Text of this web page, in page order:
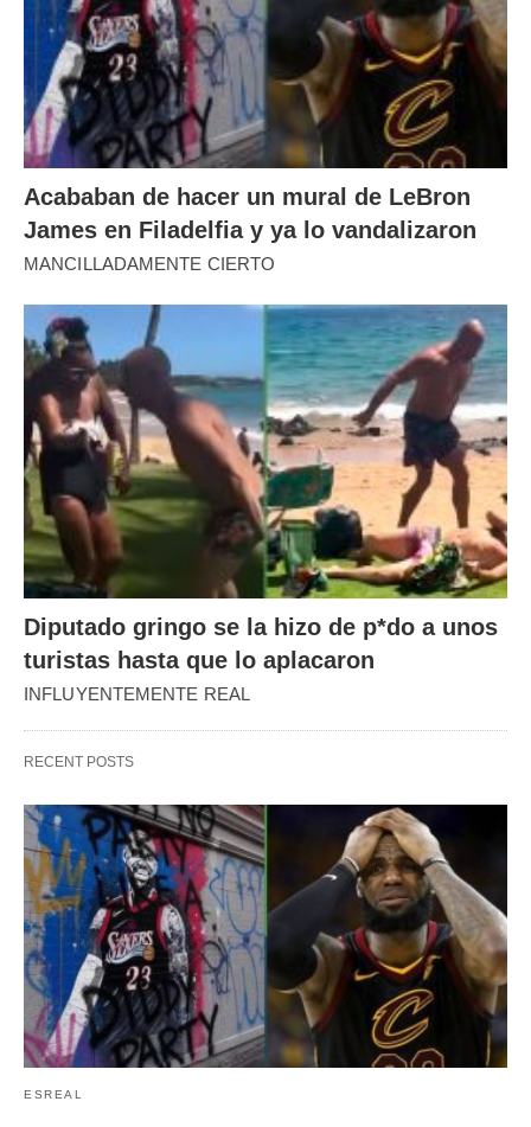
Acababan de hacer un mural de LeBron
James en Filadelfia y ya lo vandalizaron
MANCILLADAMENTE CIERTO
Diputado gringo se la hizo de p*do a unos
turistas hasta que lo aplacaron
INFLUYENTEMENTE REAL
RECENT POSTS
ESREAL